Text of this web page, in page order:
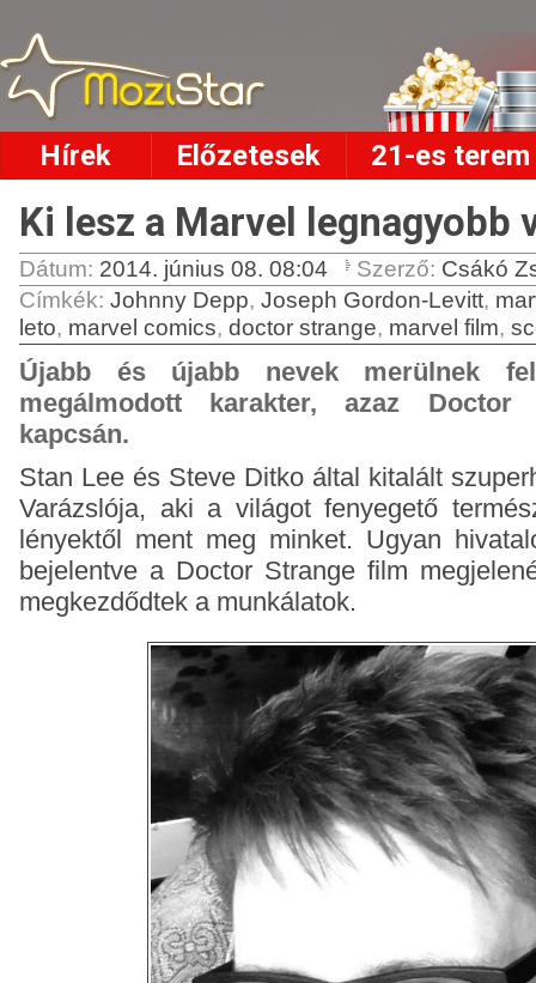
Hírek Előzetesek 21-es terem
Ki lesz a Marvel legnagyobb
Dátum: 2014. június 08. 08:04 Szerző: Csákó
Címkék: Johnny Depp, Joseph Gordon-Levitt,
leto, marvel comics, doctor strange, marvel film,
Újabb és újabb nevek merülnek
megálmodott karakter, azaz Doctor
kapcsán.
Stan Lee és Steve Ditko által kitalált
Varázslója, aki a világot fenyegető
lényektől ment meg minket. Ugyan
bejelentve a Doctor Strange film
megkezdődtek a munkálatok.